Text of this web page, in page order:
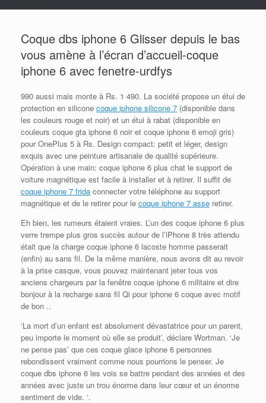
Coque dbs iphone 6 Glisser depuis le bas
vous amène à l’écran d’accueil-coque
iphone 6 avec fenetre-urdfys
990 aussi mais monte à Rs. 1 490. La société propose un étui de
protection en silicone coque iphone silicone 7 (disponible dans
les couleurs rouge et noir) et un étui à rabat (disponible en
couleurs coque gta iphone 6 noir et coque iphone 6 emoji gris)
pour OnePlus 5 à Rs. Design compact: petit et léger, design
exquis avec une peinture artisanale de qualité supérieure.
Opération à une main: coque iphone 6 plus chat le support de
voiture magnétique est facile à installer et à retirer. Il suffit de
coque iphone 7 frida connecter votre téléphone au support
magnétique et de le retirer pour le coque iphone 7 asse retirer.
Eh bien, les rumeurs étaient vraies. L’un des coque iphone 6 plus
verre trempe plus gros succès autour de l’iPhone 8 très attendu
était que la charge coque iphone 6 lacoste homme passerait
(enfin) au sans fil. De la même manière, nous avons dit au revoir
à la prise casque, vous pouvez maintenant jeter tous vos
anciens chargeurs par la fenêtre coque iphone 6 militaire et dire
bonjour à la recharge sans fil Qi pour iphone 6 coque avec motif
de bon ..
‘La mort d’un enfant est absolument dévastatrice pour un parent,
peu importe le moment où elle se produit’, déclare Wortman. ‘Je
ne pense pas’ que ces coque glace iphone 6 personnes
rebondissent vraiment comme nous pourrions le penser. Je
coque dbs iphone 6 les vois se battre pendant des années et des
années avec juste un trou énorme dans leur cœur et un énorme
sentiment de vide. ‘.